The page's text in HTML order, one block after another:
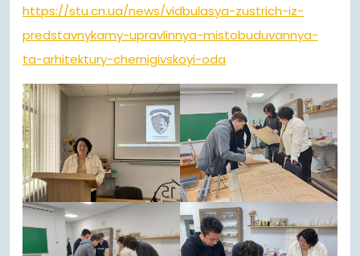
https://stu.cn.ua/news/vidbulasya-zustrich-iz-
predstavnykamy-upravlinnya-mistobuduvannya-
ta-arhitektury-chernigivskoyi-oda